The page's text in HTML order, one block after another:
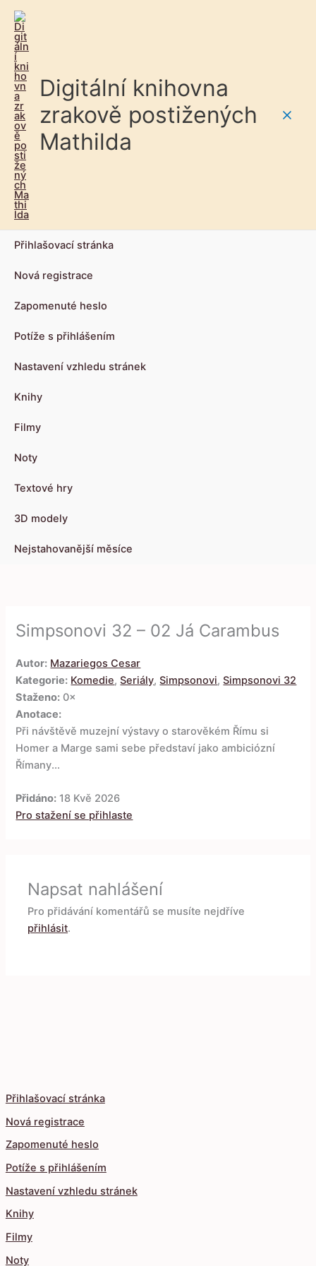
Digitální knihovna
zrakově postižených
Mathilda
Přihlašovací stránka
Nová registrace
Zapomenuté heslo
Potíže s přihlášením
Nastavení vzhledu stránek
Knihy
Filmy
Noty
Textové hry
3D modely
Nejstahovanější měsíce
Přihlašovací stránka
Nová registrace
Zapomenuté heslo
Potíže s přihlášením
Nastavení vzhledu stránek
Knihy
Filmy
Noty
Simpsonovi 32 – 02 Já Carambus
Autor: Mazariegos Cesar
Kategorie: Komedie,Seriály,Simpsonovi,Simpsonovi 32
Staženo: 0×
Anotace:
Při návštěvě muzejní výstavy o starověkém Římu si
Homer a Marge sami sebe představí jako ambiciózní
Římany...
Přidáno: 18 Kvě 2026
Pro stažení se přihlaste
Napsat nahlášení
Pro přidávání komentářů se musíte nejdříve
přihlásit.